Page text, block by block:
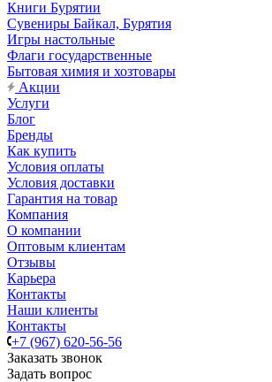
Книги Бурятии
Сувениры Байкал, Бурятия
Игры настольные
Флаги государственные
Бытовая химия и хозтовары
Акции
Услуги
Блог
Бренды
Как купить
Условия оплаты
Условия доставки
Гарантия на товар
Компания
О компании
Оптовым клиентам
Отзывы
Карьера
Контакты
Наши клиенты
Контакты
+7 (967) 620-56-56
Заказать звонок
Задать вопрос